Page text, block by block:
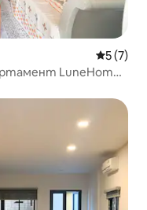
Средна
5 (7)
LuneHome-